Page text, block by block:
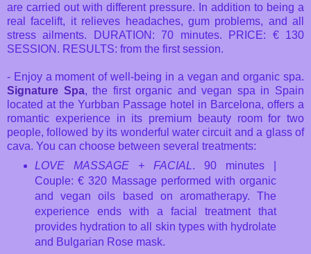
are carried out with different pressure. In addition to being a
real facelift, it relieves headaches, gum problems, and all
stress ailments. DURATION: 70 minutes. PRICE: € 130
SESSION. RESULTS: from the first session.
- Enjoy a moment of well-being in a vegan and organic spa.
Signature Spa, the first organic and vegan spa in Spain
located at the Yurbban Passage hotel in Barcelona, ​​offers a
romantic experience in its premium beauty room for two
people, followed by its wonderful water circuit and a glass of
cava. You can choose between several treatments:
LOVE MASSAGE + FACIAL. 90 minutes |
Couple: € 320 Massage performed with organic
and vegan oils based on aromatherapy. The
experience ends with a facial treatment that
provides hydration to all skin types with hydrolate
and Bulgarian Rose mask.